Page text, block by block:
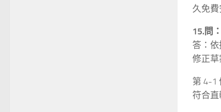
久免費
15.問
答：
修正草
第 4-1
符合